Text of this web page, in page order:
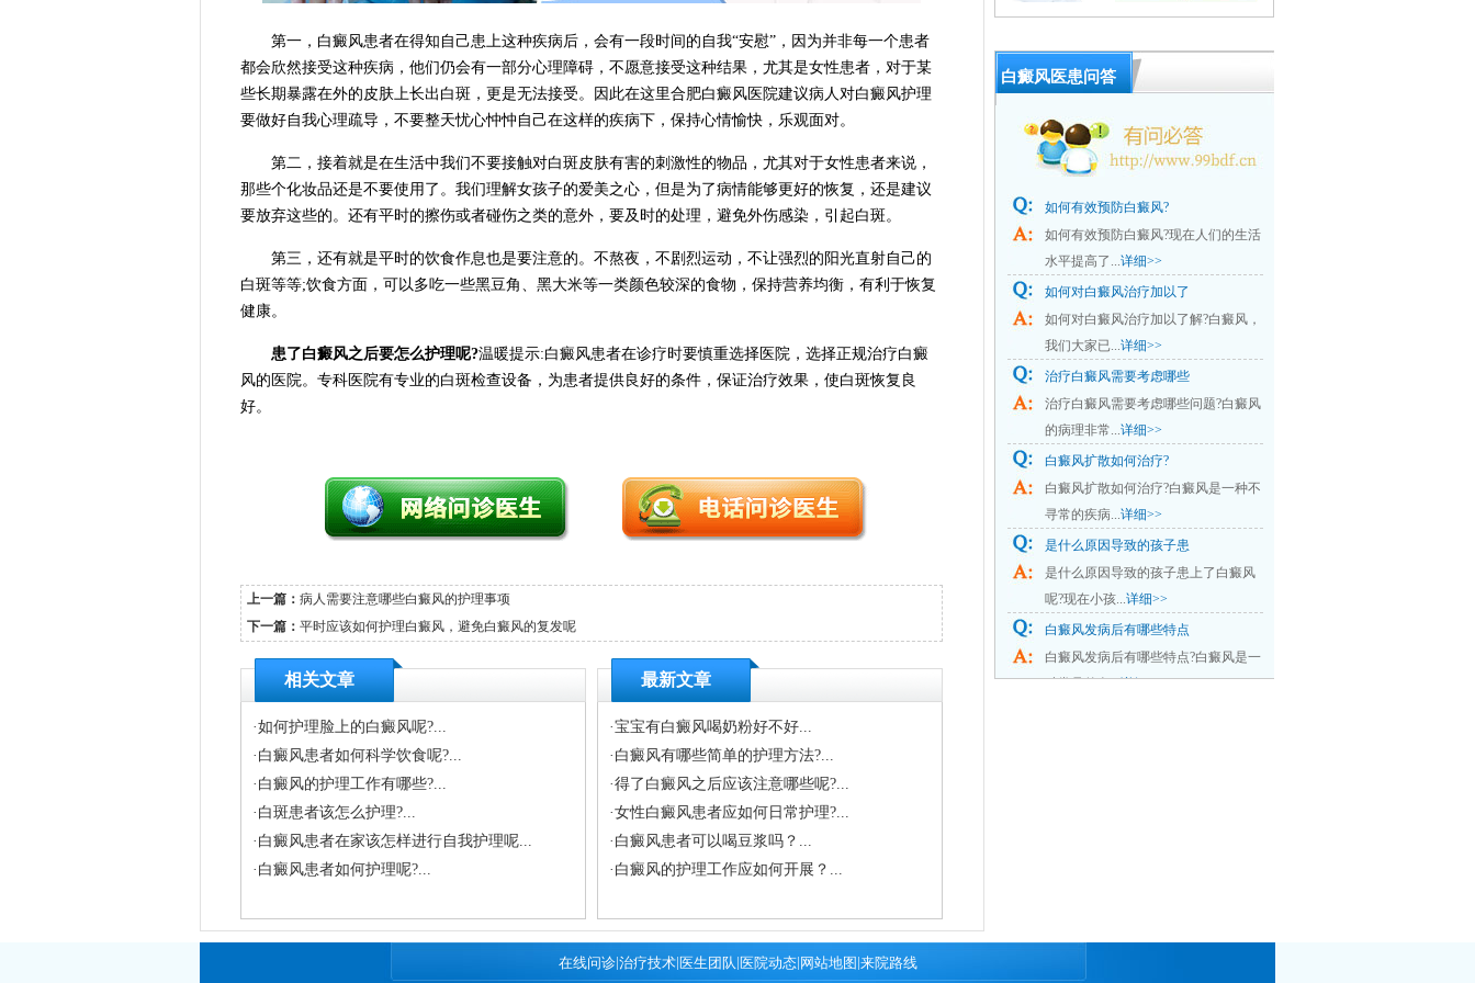
第一，白癜风患者在得知自己患上这种疾病后，会有一段时间的自我“安慰”，因为并非每一个患者
都会欣然接受这种疾病，他们仍会有一部分心理障碍，不愿意接受这种结果，尤其是女性患者，对于某
些长期暴露在外的皮肤上长出白斑，更是无法接受。因此在这里合肥白癜风医院建议病人对白癜风护理
要做好自我心理疏导，不要整天忧心忡忡自己在这样的疾病下，保持心情愉快，乐观面对。
第二，接着就是在生活中我们不要接触对白斑皮肤有害的刺激性的物品，尤其对于女性患者来说，
那些个化妆品还是不要使用了。我们理解女孩子的爱美之心，但是为了病情能够更好的恢复，还是建议
要放弃这些的。还有平时的擦伤或者碰伤之类的意外，要及时的处理，避免外伤感染，引起白斑。
第三，还有就是平时的饮食作息也是要注意的。不熬夜，不剧烈运动，不让强烈的阳光直射自己的
白斑等等;饮食方面，可以多吃一些黑豆角、黑大米等一类颜色较深的食物，保持营养均衡，有利于恢复
健康。
患了白癜风之后要怎么护理呢?温暖提示:白癜风患者在诊疗时要慎重选择医院，选择正规治疗白癜
风的医院。专科医院有专业的白斑检查设备，为患者提供良好的条件，保证治疗效果，使白斑恢复良
好。
上一篇： 病人需要注意哪些白癜风的护理事项
下一篇： 平时应该如何护理白癜风，避免白癜风的复发呢
相关文章
·如何护理脸上的白癜风呢?...
· 白癜风患者如何科学饮食呢?...
· 白癜风的护理工作有哪些?...
· 白斑患者该怎么护理?...
· 白癜风患者在家该怎样进行自我护理呢...
· 白癜风患者如何护理呢?...
最新文章
·宝宝有白癜风喝奶粉好不好...
· 白癜风有哪些简单的护理方法?...
·得了白癜风之后应该注意哪些呢?...
·女性白癜风患者应如何日常护理?...
· 白癜风患者可以喝豆浆吗？...
· 白癜风的护理工作应如何开展？...
白癜风医患问答
如何有效预防白癜风?
如何有效预防白癜风?现在人们的生活
水平提高了...详细>>
如何对白癜风治疗加以了
如何对白癜风治疗加以了解?白癜风，
我们大家已...详细>>
治疗白癜风需要考虑哪些
治疗白癜风需要考虑哪些问题?白癜风
的病理非常...详细>>
白癜风扩散如何治疗?
白癜风扩散如何治疗?白癜风是一种不
寻常的疾病...详细>>
是什么原因导致的孩子患
是什么原因导致的孩子患上了白癜风
呢?现在小孩...详细>>
白癜风发病后有哪些特点
白癜风发病后有哪些特点?白癜风是一
种常见的色...详细>>
在线问诊|治疗技术|医生团队|医院动态| 网站地图 |来院路线